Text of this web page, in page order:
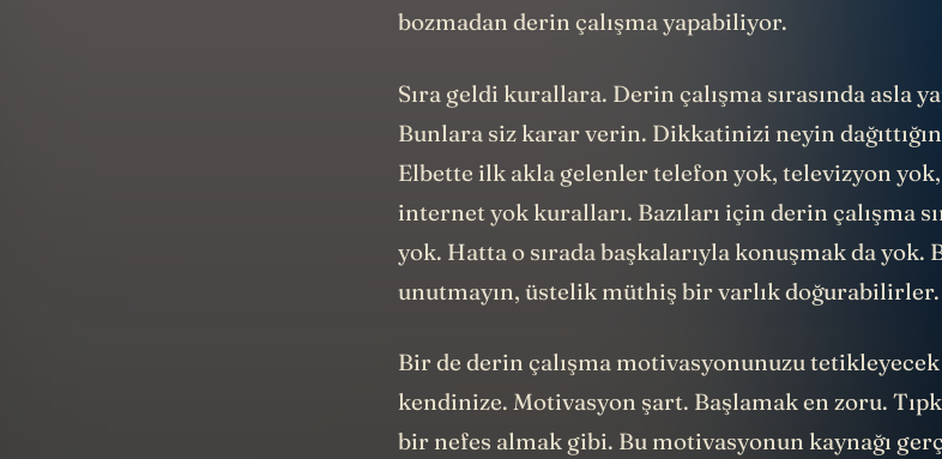
bozmadan derin çalışma yapabiliyor.
Sıra geldi kurallara. Derin çalışma sırasında asla
Bunlara siz karar verin. Dikkatinizi neyin
Elbette ilk akla gelenler telefon yok, televizyon
internet yok kuralları. Bazıları için derin çalışma
yok. Hatta o sırada başkalarıyla konuşmak da
unutmayın, üstelik müthiş bir varlık doğurabilirler.
Bir de derin çalışma motivasyonunuzu
kendinize. Motivasyon şart. Başlamak en zoru.
bir nefes almak gibi. Bu motivasyonun kaynağı